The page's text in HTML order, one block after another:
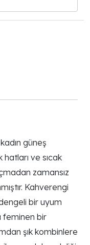
güneş
ve sıcak
zamansız
Kahverengi
bir uyum
feminen bir
şık kombinlere